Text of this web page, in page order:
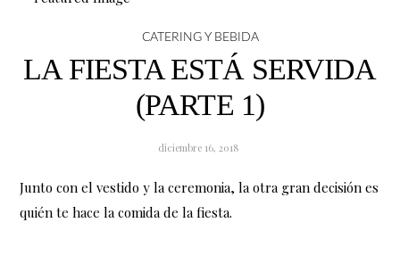
CATERING Y BEBIDA
LA FIESTA ESTÁ SERVIDA
(PARTE 1)
diciembre 16, 2018
Junto con el vestido y la ceremonia, la otra gran decisión es
quién te hace la comida de la fiesta.